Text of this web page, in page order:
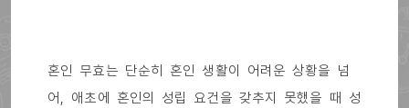
혼인 무효는 단순히 혼인 생활이 어려운 상황을 넘
어, 애초에 혼인의 성립 요건을 갖추지 못했을 때 성